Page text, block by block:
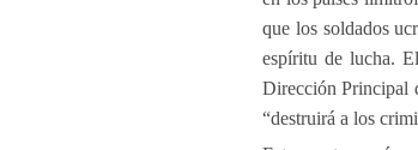
que los soldados
espíritu de lucha.
Dirección Principal
“destruirá a los